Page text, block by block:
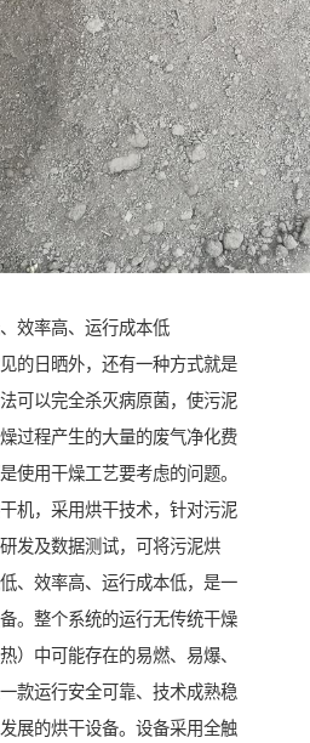
效率高、运行成本低
的日晒外，还有一种方式就是
可以完全杀灭病原菌，使污泥
过程产生的大量的废气净化费
使用干燥工艺要考虑的问题。
机，采用烘干技术，针对污泥
发及数据测试，可将污泥烘
、效率高、运行成本低，是一
。整个系统的运行无传统干燥
）中可能存在的易燃、易爆、
款运行安全可靠、技术成熟稳
展的烘干设备。设备采用全触